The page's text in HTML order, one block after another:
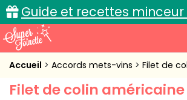
Guide et recettes minceur
Accueil
Recettes de cuisine
Accueil Accords mets-vins Filet de
Filet de colin américaine